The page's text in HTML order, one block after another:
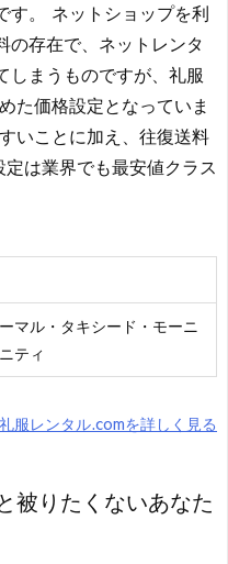
す。 ネットショップを利
の存在で、ネットレンタ
しまうものですが、礼服
た価格設定となっていま
いことに加え、往復送料
は業界でも最安値クラス
マル・タキシード・モーニ
ティ
礼服レンタル.comを詳しく見る
被りたくないあなた